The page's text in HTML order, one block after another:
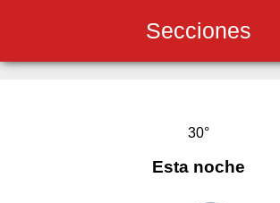
Secciones
30°
Esta noche